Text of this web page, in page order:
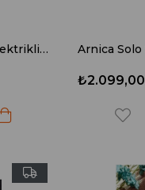
Arnica Duo Çiftli Elektrikli Ocak GH25040
₺2.099,00